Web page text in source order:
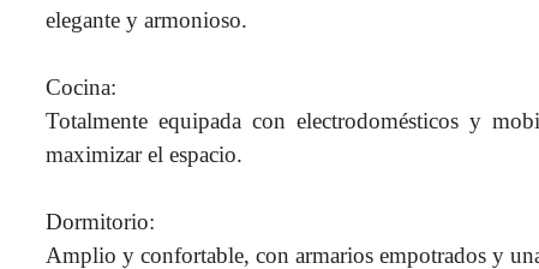
elegante y armonioso.
Cocina:
Totalmente equipada con electrodomésticos y
maximizar el espacio.
Dormitorio:
Amplio y confortable, con armarios empotrados y